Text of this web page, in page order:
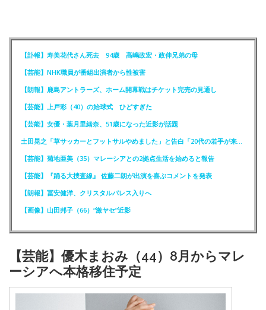
【訃報】寿美花代さん死去 94歳 高嶋政宏・政伸兄弟の母
【芸能】NHK職員が番組出演者から性被害
【朗報】鹿島アントラーズ、ホーム開幕戦はチケット完売の見通し
【芸能】上戸彩（40）の始球式 ひどすぎた
【芸能】女優・葉月里緒奈、51歳になった近影が話題
土田晃之「草サッカーとフットサルやめました」と告白「20代の若手が来るんです。つまんなくて」
【芸能】菊地亜美（35）マレーシアとの2拠点生活を始めると報告
【芸能】『踊る大捜査線』 佐藤二朗が出演を喜ぶコメントを発表
【朗報】冨安健洋、クリスタルパレス入りへ
【画像】山田邦子（66）“激ヤセ”近影
【芸能】優木まおみ（44）8月からマレ
ーシアへ本格移住予定